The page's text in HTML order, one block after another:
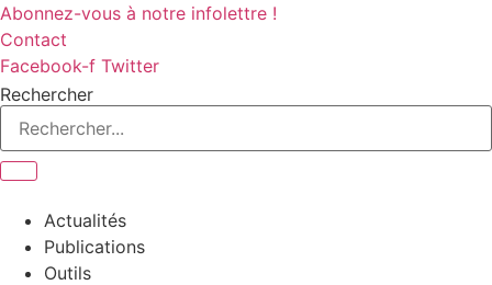
Aller
au
contenu
Abonnez-vous à notre infolettre !
Contact
Facebook-f Twitter
Rechercher
Actualités
Publications
Outils